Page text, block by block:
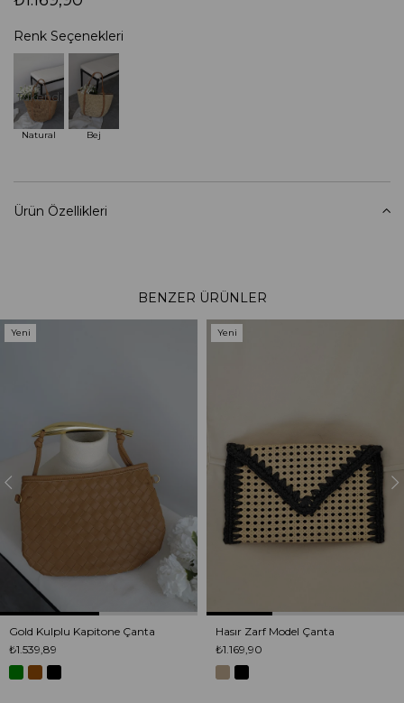
Renk Seçenekleri
Tükendi
Natural Bej
Ürün Özellikleri
BENZER ÜRÜNLER
Gold Kulplu Kapitone Çanta
₺1.539,89
Yeni
Hasır Zarf Model Çanta
₺1.169,90
Yeni